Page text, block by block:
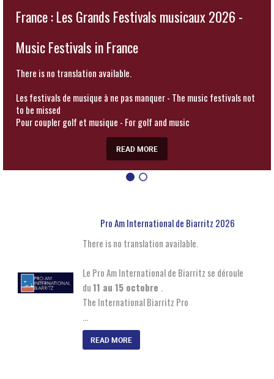
France : Les Grands Festivals musicaux 2026 -
Music Festivals in France
There is no translation available.
Les festivals de musique à ne pas manquer - The music festivals not
to be missed
Pour coupler golf et musique - For golf and music
READ MORE
Pro Am International de Biarritz 2026
There is no translation available.
Le Pro Am International de Biarritz se déroule
du11 au 15 octobre .
The International Biarritz Pro
…
READ MORE